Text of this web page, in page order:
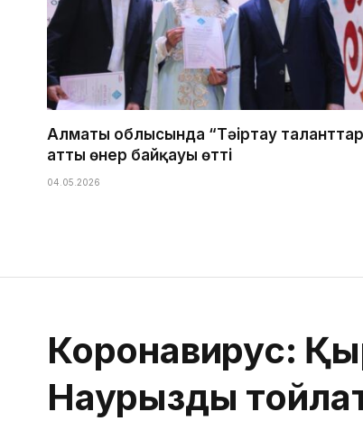
Алматы облысында “Тәңіртау
атты өнер байқауы өтті
04.05.2026
Коронавирус:
Наурызды